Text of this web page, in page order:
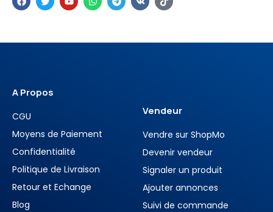
A Propos
CGU
Moyens de Paiement
Confidentialité
Politique de Livraison
Retour et Echange
Blog
Vendeur
Vendre sur ShopMo
Devenir vendeur
Signaler un produit
Ajouter annonces
Suivi de commande